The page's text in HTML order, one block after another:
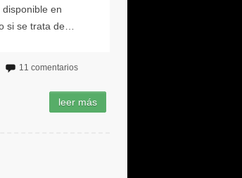
11 comentarios